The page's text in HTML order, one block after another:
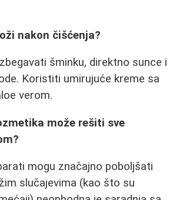
nakon čišćenja?
šminku, direktno sunce i
Koristiti umirujuće kreme sa
verom.
može rešiti sve
mogu značajno poboljšati
slučajevima (kao što su